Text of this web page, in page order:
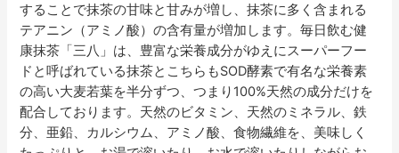
することで抹茶の甘味と甘みが増し、抹茶に多く含まれる
テアニン（アミノ酸）の含有量が増加します。毎日飲む健
康抹茶「三八」は、豊富な栄養成分がゆえにスーパーフー
ドと呼ばれている抹茶とこちらもSOD酵素で有名な栄養素
の高い大麦若葉を半分ずつ、つまり100%天然の成分だけを
配合しております。天然のビタミン、天然のミネラル、鉄
分、亜鉛、カルシウム、アミノ酸、食物繊維を、美味しく